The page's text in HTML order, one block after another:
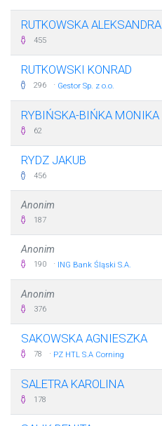
RUTKOWSKA ALEKSANDRA
455
RUTKOWSKI KONRAD
296 · Gestor Sp. z o.o.
RYBIŃSKA-BIŃKA MONIKA
62
RYDZ JAKUB
456
Anonim
187
Anonim
190 · ING Bank Śląski S.A.
Anonim
376
SAKOWSKA AGNIESZKA
78 · PZ HTL S.A Corning
SALETRA KAROLINA
178